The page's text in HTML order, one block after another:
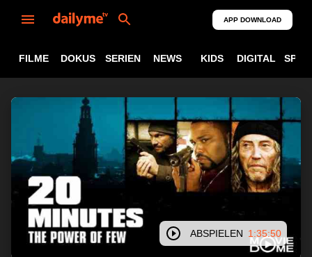
APP DOWNLOAD
FILME DOKUS SERIEN NEWS KIDS DIGITAL
ABSPIELEN 1:35:50